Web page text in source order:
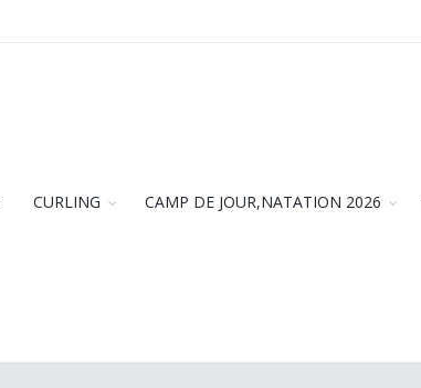
CURLING CAMP DE JOUR,NATATION 2026